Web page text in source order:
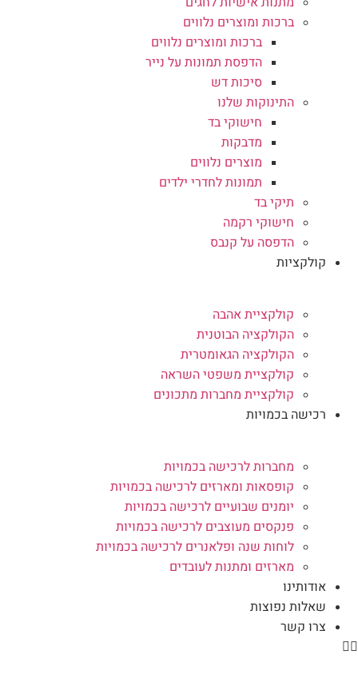
ברכות ומוצרים נלווים
ברכות ומוצרים נלווים
הדפסת תמונות על נייר
סיכות דש
התינוקות שלנו
חישוקי בד
מדבקות
מוצרים נלווים
תמונות לחדרי ילדים
תיקי בד
חישוקי רקמה
הדפסה על קנבס
קולקציות
קולקציית אהבה
הקולקציה הבוטנית
הקולקציה הגאומטרית
קולקציית משפטי השראה
קולקציית מחברות מתכונים
רכישה בכמויות
מחברות לרכישה בכמויות
קופסאות ומארזים לרכישה בכמויות
יומנים שבועיים לרכישה בכמויות
פנקסים מעוצבים לרכישה בכמויות
לוחות שנה ופלאנרים לרכישה בכמויות
מארזים ומתנות לעובדים
אודותינו
שאלות נפוצות
צרו קשר